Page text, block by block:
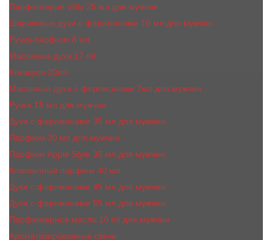
Парфюмерия Vilily 25 мл для мужчин
Шариковые духи с феромонами 10 мл для мужчин
Ручка-парфюм 8 мл
Масляные духи 17 ml
Kreasyon 20ml
Масляные духи c феромонами 7мл для мужчин
Ручка 15 мл для мужчин
Духи с феромонами 35 мл для мужчин
Парфюм 30 мл для мужчин
Парфюм Apple Style 35 мл для мужчин
Компактный парфюм 40 мл
Духи с феромонами 45 мл для мужчин
Духи с феромонами 55 мл для мужчин
Парфюмерное масло 10 ml для мужчин
Ароматизированные свечи